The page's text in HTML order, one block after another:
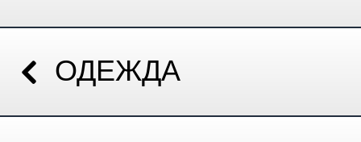
ОДЕЖДА